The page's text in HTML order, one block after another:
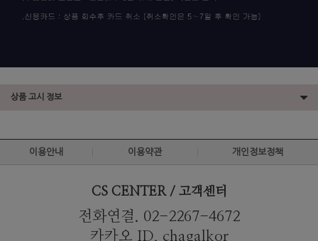
상품 고시 정보
이용안내 이용약관 개인정보정책
CS CENTER / 고객센터
전화연결. 02-2267-4672
카카오 ID. chagalkor